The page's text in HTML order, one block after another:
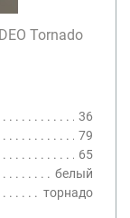
Tornado
36
79
65
белый
торнадо